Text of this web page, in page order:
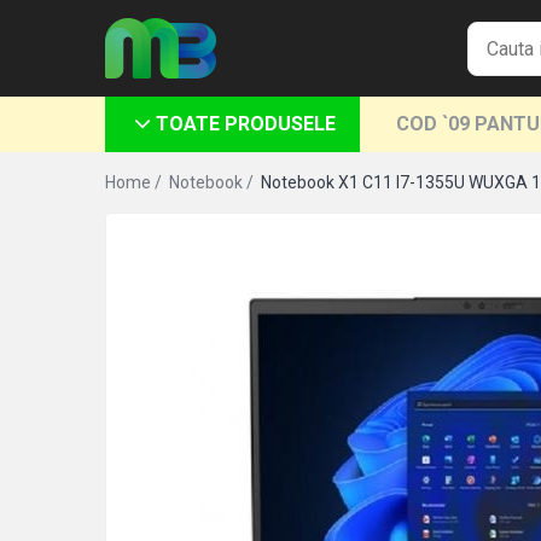
Toate Produsele
Articole din hartie TOATE PRODUSELE COD `09
Home / Notebook / Notebook X1 C11 I7-1355U WUXGA